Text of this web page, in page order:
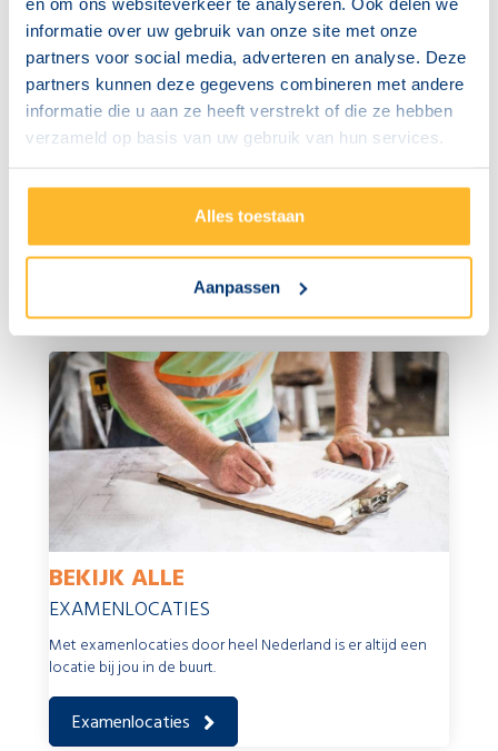
informatie over uw gebruik van onze site met onze
partners voor social media, adverteren en analyse. Deze
partners kunnen deze gegevens combineren met andere
informatie die u aan ze heeft verstrekt of die ze hebben
verzameld op basis van uw gebruik van hun services.
Alles toestaan
Aanpassen
VOOR JE VCA-EXAMEN
Schrijf je eenvoudig online in voor een VCA-examen bij jou
in de buurt.
BEKIJK ALLE
EXAMENLOCATIES
Met examenlocaties door heel Nederland is er altijd een
locatie bij jou in de buurt.
Examenlocaties